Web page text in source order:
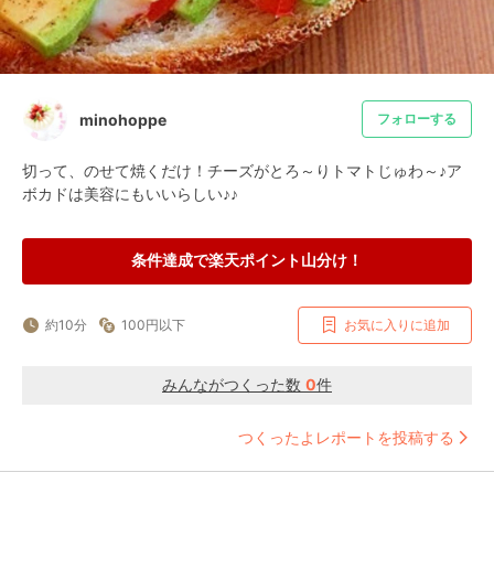
minohoppe フォローする
切って、のせて焼くだけ！チーズがとろ～りトマトじゅわ～♪ア
ボカドは美容にもいいらしい♪♪
条件達成で楽天ポイント山分け！
約10分 100円以下 お気に入りに追加
みんながつくった数 0件
つくったよレポートを投稿する